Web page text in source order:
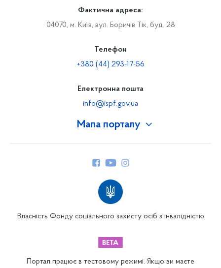
Мапа порталу
Фактична адреса:
04070, м. Київ, вул. Боричів Тік, буд. 28
Телефон
+380 (44) 293-17-56
Електронна пошта
info@ispf.gov.ua
Власність Фонду соціального захисту осіб з інвалідністю
Портал працює в тестовому режимі. Якщо ви маєте